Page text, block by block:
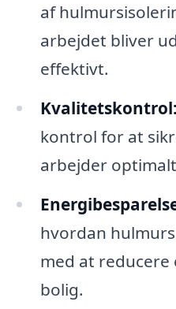
af
arbejdet bliver
effektivt.
Kvalitetskontrol:
kontrol for at
arbejder
hvordan
med at
bolig.